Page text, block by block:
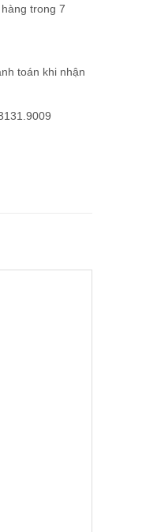
trong 7
toán khi nhận